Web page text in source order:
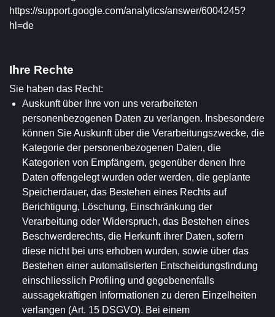
https://support.google.com/analytics/answer/6004245?
hl=de
Ihre Rechte
Sie haben das Recht:
Auskunft über Ihre von uns verarbeiteten
personenbezogenen Daten zu verlangen. Insbesondere
können Sie Auskunft über die Verarbeitungszwecke, die
Kategorie der personenbezogenen Daten, die
Kategorien von Empfängern, gegenüber denen Ihre
Daten offengelegt wurden oder werden, die geplante
Speicherdauer, das Bestehen eines Rechts auf
Berichtigung, Löschung, Einschränkung der
Verarbeitung oder Widerspruch, das Bestehen eines
Beschwerderechts, die Herkunft ihrer Daten, sofern
diese nicht bei uns erhoben wurden, sowie über das
Bestehen einer automatisierten Entscheidungsfindung
einschliesslich Profiling und gegebenenfalls
aussagekräftigen Informationen zu deren Einzelheiten
verlangen (Art. 15 DSGVO). Bei einem